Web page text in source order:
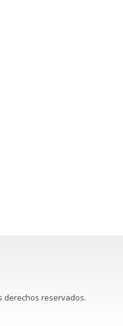
derechos reservados.